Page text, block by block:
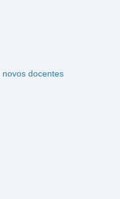
novos docentes